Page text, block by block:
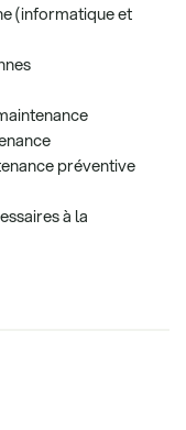
(informatique et
préventive
à la